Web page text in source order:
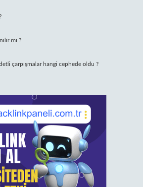
mı ?
çarpışmalar hangi cephede oldu ?